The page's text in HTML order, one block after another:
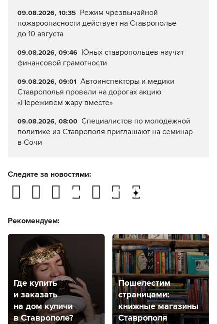
09.08.2026, 10:35 Режим чрезвычайной
пожароопасности действует на Ставрополье
до 10 августа
09.08.2026, 09:46 Юных ставропольцев научат
финансовой грамотности
09.08.2026, 09:01 Автоинспекторы и медики
Ставрополья провели на дорогах акцию
«Переживем жару вместе»
09.08.2026, 08:00 Специалистов по молодежной
политике из Ставрополя приглашают на семинар
в Сочи
Следите за новостями:
Рекомендуем:
Где купить
и заказать
на дом куличи
в Ставрополе?
Пошелестим
страницами:
книжные магазины
Ставрополя